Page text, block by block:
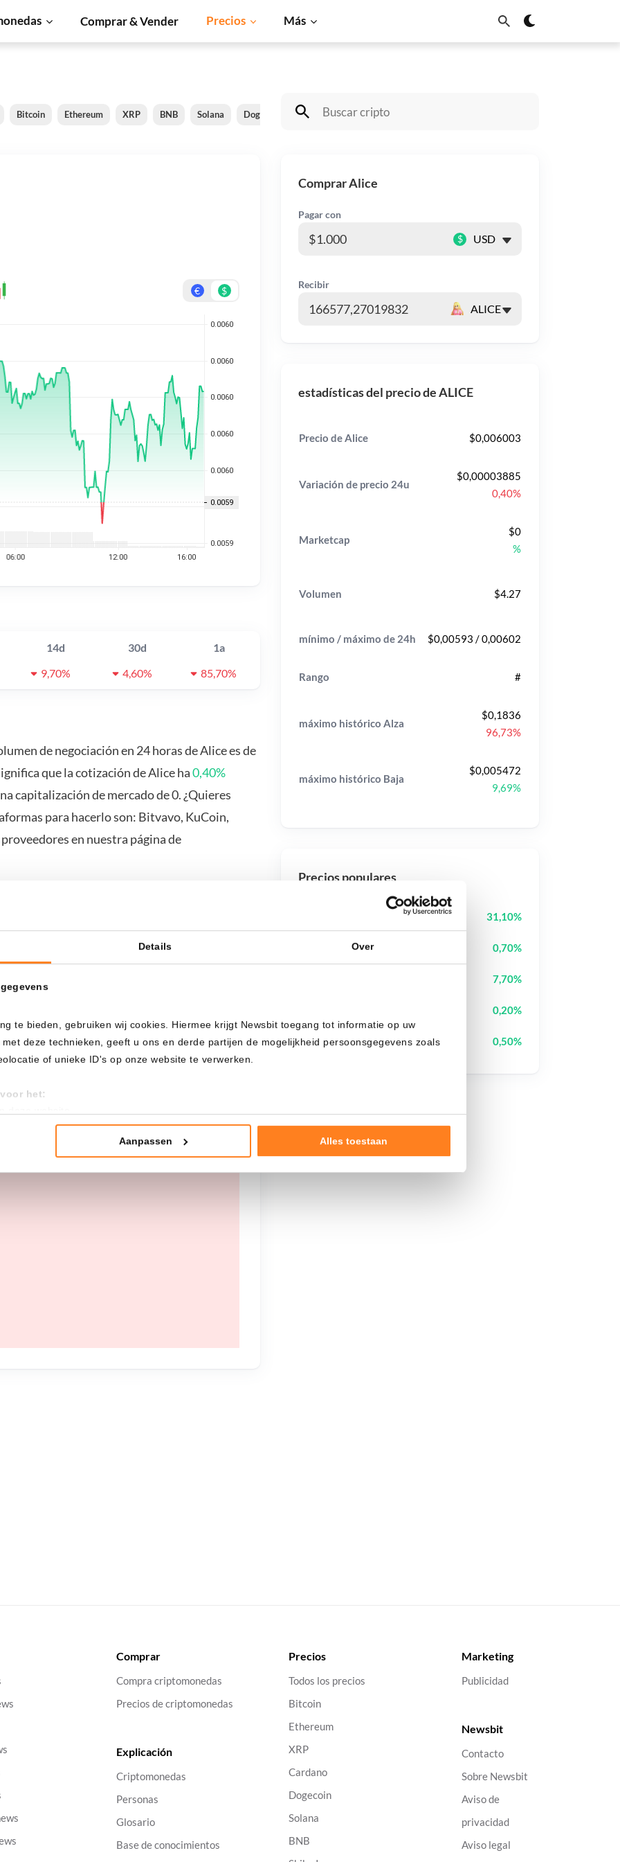
Details Over
te bieden, gebruiken wij cookies. Hiermee krijgt Newsbit toegang tot informatie op uw
deze technieken, geeft u ons en derde partijen de mogelijkheid persoonsgegevens zoals
of unieke ID's op onze website te verwerken.
het:
te geven om deze technieken te gebruiken voor bovenstaande doelen of maak
Aanpassen Alles toestaan
Comprar & Vender Precios Más
Bitcoin Ethereum XRP BNB Solana Dogecoin Cardano Chainlink
€ $
14d 30d
1a
9,70% 4,60% 85,70%
de negociación en 24 horas de Alice es de
que la cotización de Alice ha0,40%
capitalización de mercado de 0. ¿Quieres
para hacerlo son: Bitvavo, KuCoin,
en nuestra página de
pasa si…?
Inversión total
---
opgehaald, probeer het later
Comprar Alice
Pagar con
$
Recibir
estadísticas del precio de ALICE
Precio de Alice $0,006003
Variación de precio 24u
$0,00003885
0,40%
Marketcap
$0
%
Volumen $4.27
mínimo / máximo de 24h $0,00593 / 0,00602
Rango #
máximo histórico Alza
$0,1836
96,73%
máximo histórico Baja
$0,005472
9,69%
Precios populares
CASHCAT 31,10%
Pudgy Penguins 0,70%
7,70%
0,20%
Ethena ENA 0,50%
Comprar
Compra criptomonedas
Precios de criptomonedas
Explicación
Criptomonedas
Personas
Glosario
Base de conocimientos
Precios
Todos los precios
Bitcoin
Ethereum
XRP
Cardano
Dogecoin
Solana
BNB
Marketing
Publicidad
Newsbit
Contacto
Sobre Newsbit
Aviso de
privacidad
Aviso legal